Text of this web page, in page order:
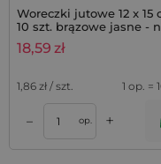
Woreczki jutowe 12 x 15
10 szt. brązowe jasne -
prezenty
18,59 zł
1,86 zł / szt. 1 op. =
– op. +